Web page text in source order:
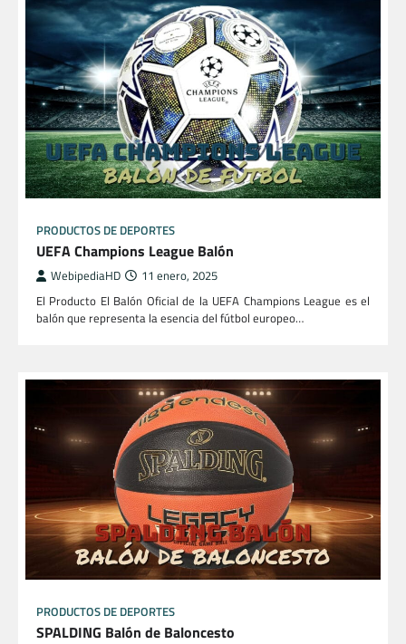
PRODUCTOS DE DEPORTES
UEFA Champions League Balón
WebipediaHD 11 enero, 2025
El Producto El Balón Oficial de la UEFA Champions League es el
balón que representa la esencia del fútbol europeo…
PRODUCTOS DE DEPORTES
SPALDING Balón de Baloncesto